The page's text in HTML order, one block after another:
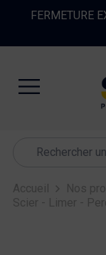
FERMETURE
Accueil Nos
Scier - Limer -